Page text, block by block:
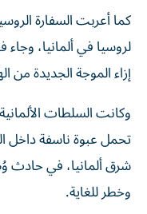
كما أعربت السفارة
لروسيا في ألمانيا،
إزاء الموجة الجديدة من
وكانت السلطات
تحمل عبوة ناسفة داخل
شرق ألمانيا، في
وخطر للغاية.